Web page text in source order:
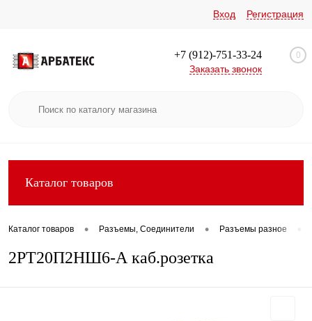
Вход Регистрация
+7 (912)-751-33-24
Заказать звонок
0
Каталог товаров
Каталог товаров • Разъемы, Соединители • Разъемы разное
2РТ20П2НШ6-А каб.розетка